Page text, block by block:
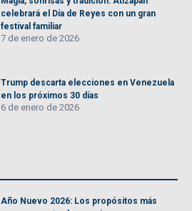
celebrará el Día de Reyes con un gran
festival familiar
7 de enero de 2026
Trump descarta elecciones en Venezuela
en los próximos 30 días
6 de enero de 2026
Año Nuevo 2026: Los propósitos más